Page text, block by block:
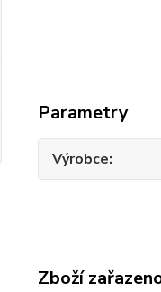
Parametry
Výrobce
Zboží